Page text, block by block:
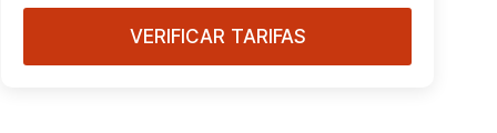
VERIFICAR TARIFAS